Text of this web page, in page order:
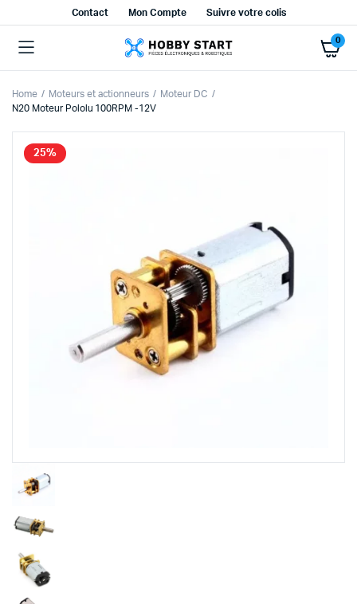
Contact Mon Compte Suivre votre colis
0
Home Moteurs et actionneurs
Moteur DC
N20 Moteur Pololu 100RPM -12V
25%